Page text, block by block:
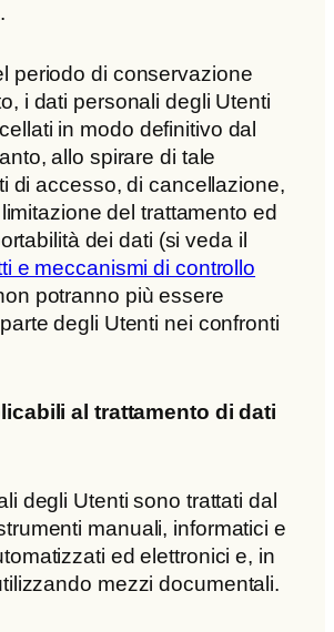
periodo di conservazione
i dati personali degli Utenti
in modo definitivo dal
allo spirare di tale
di accesso, di cancellazione,
del trattamento ed
dei dati (si veda il
e meccanismi di controllo
potranno più essere
degli Utenti nei confronti
al trattamento di dati
degli Utenti sono trattati dal
manuali, informatici e
ed elettronici e, in
mezzi documentali.